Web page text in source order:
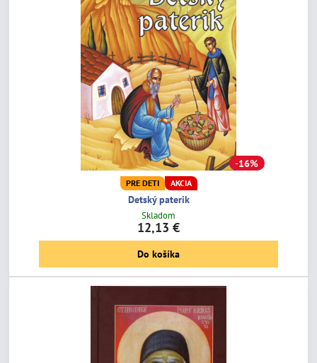
16%
PRE DETI AKCIA
Detský paterik
Skladom
12,13 €
Do košíka